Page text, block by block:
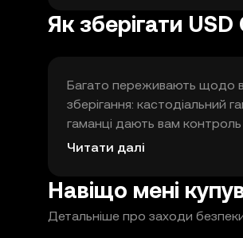
Як зберігати USD
Багато переживають щодо
зберігання: кастодіальний
гаманці дають вам
щоденного використання;
підтвердження резервів
Читати далі
Навіщо мені
Детальніше про заходи